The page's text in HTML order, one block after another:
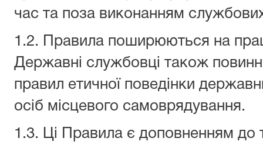
час та поза виконанням
1.2. Правила поширюються на
Державні службовці також
правил етичної поведінки
осіб місцевого самоврядування.
1.3. Ці Правила є доповненням до